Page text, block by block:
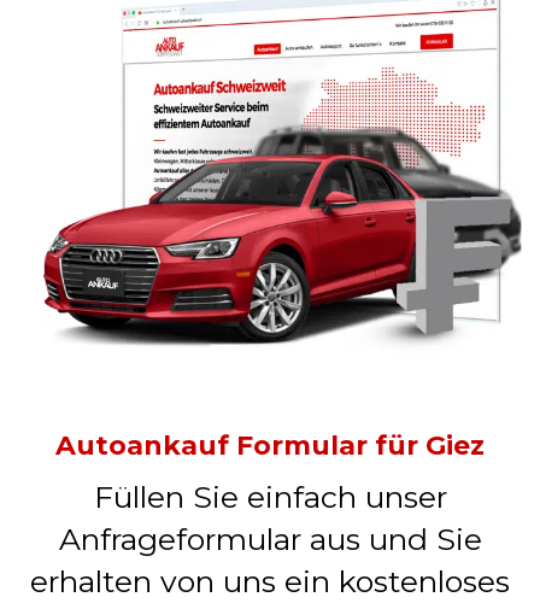
Autoankauf Formular für Giez
Füllen Sie einfach unser
Anfrageformular aus und Sie
erhalten von uns ein kostenloses